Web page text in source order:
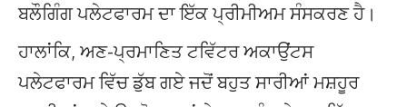
ਬਲੌਗਿੰਗ ਪਲੇਟਫਾਰਮ ਦਾ ਇੱਕ ਪ੍ਰੀਮੀਅਮ ਸੰਸਕਰਣ ਹੈ।
ਹਾਲਾਂਕਿ, ਅਣ-ਪ੍ਰਮਾਣਿਤ ਟਵਿੱਟਰ ਅਕਾਉਂਟਸ
ਪਲੇਟਫਾਰਮ ਵਿੱਚ ਡੁੱਬ ਗਏ ਜਦੋਂ ਬਹੁਤ ਸਾਰੀਆਂ ਮਸ਼ਹੂਰ